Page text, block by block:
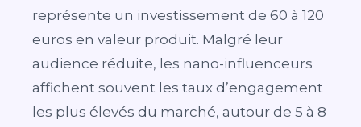
représente un investissement de 60 à 120
euros en valeur produit. Malgré leur
audience réduite, les nano-influenceurs
affichent souvent les taux d’engagement
les plus élevés du marché, autour de 5 à 8